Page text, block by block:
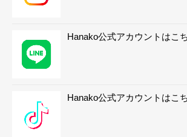
Hanako公式アカウントはこ
Hanako公式アカウントはこ